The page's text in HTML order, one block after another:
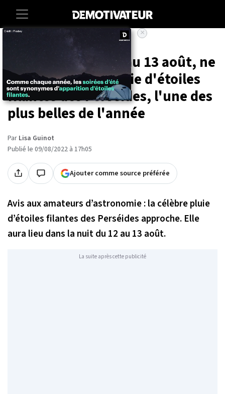
Accueil Sciences
Dans la nuit du 12 au 13 août, ne
manquez pas la pluie d'étoiles
filantes des Perséides, l'une des
plus belles de l'année
Par Lisa Guinot
Publié le 09/08/2022 à 17h05
Ajouter comme source préférée
×
Avis aux amateurs d’astronomie : la célèbre pluie
d’étoiles filantes des Perséides approche. Elle
aura lieu dans la nuit du 12 au 13 août.
La suite après cette publicité